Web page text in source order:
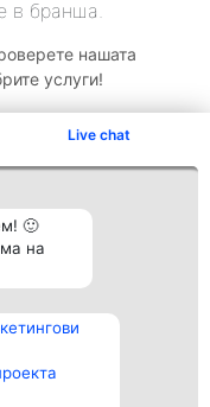
Live chat
🙂
на
в бранша.
нашата
услуги!
Контакти